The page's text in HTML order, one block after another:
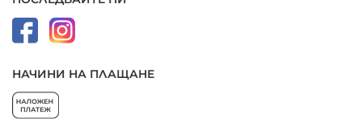
НАЧИНИ НА ПЛАЩАНЕ